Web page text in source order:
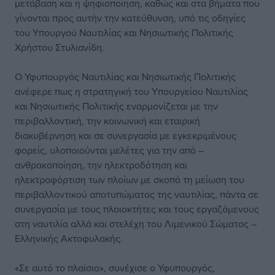
μετάβαση και η ψηφιοποίηση, καθώς και στα βήματα που
γίνονται προς αυτήν την κατεύθυνση, υπό τις οδηγίες
του Υπουργού Ναυτιλίας και Νησιωτικής Πολιτικής
Χρήστου Στυλιανίδη.
Ο Υφυπουργός Ναυτιλίας και Νησιωτικής Πολιτικής
ανέφερε πως η στρατηγική του Υπουργείου Ναυτιλίας
και Νησιωτικής Πολιτικής εναρμονίζεται με την
περιβαλλοντική, την κοινωνική και εταιρική
διακυβέρνηση και σε συνεργασία με εγκεκριμένους
φορείς, υλοποιούνται μελέτες για την από –
ανθρακοποίηση, την ηλεκτροδότηση και
ηλεκτροφόρτιση των πλοίων με σκοπό τη μείωση του
περιβαλλοντικού αποτυπώματος της ναυτιλίας, πάντα σε
συνεργασία με τους πλοιοκτήτες και τους εργαζόμενους
στη ναυτιλία αλλά και στελέχη του Λιμενικού Σώματος –
Ελληνικής Ακτοφυλακής.
«Σε αυτό το πλαίσιο», συνέχισε ο Υφυπουργός,